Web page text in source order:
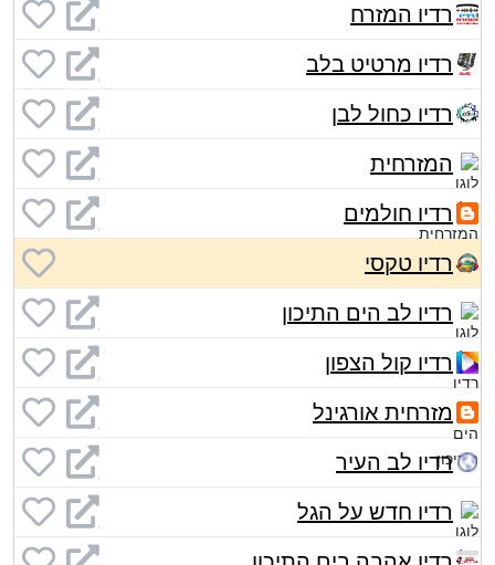
רדיו המזרח
רדיו מרטיט בלב
רדיו כחול לבן
המזרחית
רדיו חולמים
רדיו טקסי
רדיו לב הים התיכון
רדיו קול הצפון
מזרחית אורגינל
רדיו לב העיר
רדיו חדש על הגל